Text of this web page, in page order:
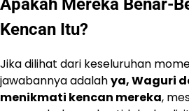
Apakah Mereka Benar-
Kencan Itu?
Jika dilihat dari keseluruhan
jawabannya adalahya, Waguri
menikmati kencan mereka,